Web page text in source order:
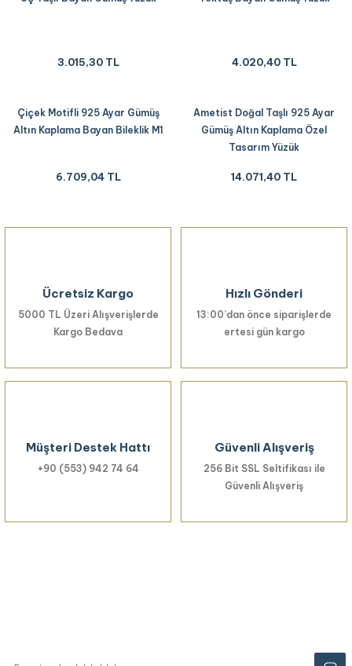
3.015,30 TL 4.020,40 TL
Çiçek Motifli 925 Ayar Gümüş
Altın Kaplama Bayan Bileklik M1
6.709,04 TL
Ametist Doğal Taşlı 925 Ayar
Gümüş Altın Kaplama Özel
Tasarım Yüzük
14.071,40 TL
Ücretsiz Kargo
5000 TL Üzeri Alışverişlerde
Kargo Bedava
Hızlı Gönderi
13:00’dan önce siparişlerde
ertesi gün kargo
Müşteri Destek Hattı
+90 (553) 942 74 64
Güvenli Alışveriş
256 Bit SSL Seltifikası ile
Güvenli Alışveriş